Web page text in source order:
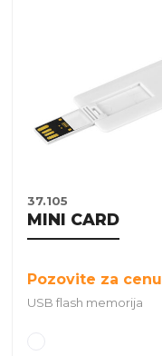
37.105
MINI CARD
Pozovite za cenu
USB flash memorija